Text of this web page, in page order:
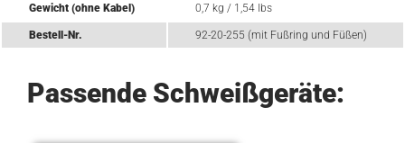
Gewicht (ohne Kabel) 0,7 kg / 1,54 lbs
Bestell-Nr. 92-20-255 (mit Fußring und Füßen)
Passende Schweißgeräte: